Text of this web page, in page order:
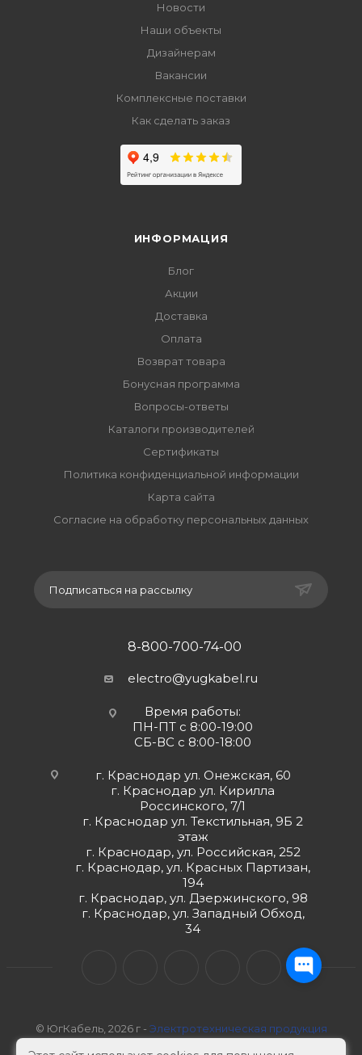
Новости
Наши объекты
Дизайнерам
Вакансии
Комплексные поставки
Как сделать заказ
ИНФОРМАЦИЯ
Блог
Акции
Доставка
Оплата
Возврат товара
Бонусная программа
Вопросы-ответы
Каталоги производителей
Сертификаты
Политика конфиденциальной информации
Карта сайта
Согласие на обработку персональных данных
Подписаться на рассылку
8-800-700-74-00
electro@yugkabel.ru
Время работы:
ПН-ПТ с 8:00-19:00
СБ-ВС с 8:00-18:00
г. Краснодар ул. Онежская, 60
г. Краснодар ул. Кирилла
Россинского, 7/1
г. Краснодар ул. Текстильная, 9Б 2
этаж
г. Краснодар, ул. Российская, 252
г. Краснодар, ул. Красных Партизан,
194
г. Краснодар, ул. Дзержинского, 98
г. Краснодар, ул. Западный Обход,
34
© ЮгКабель, 2026 г - Электротехническая продукция